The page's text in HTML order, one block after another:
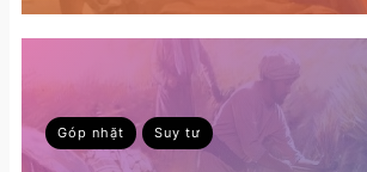
Góp nhặt Suy tư